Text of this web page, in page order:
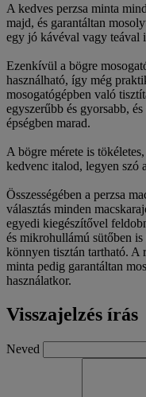
A kedves perzsa minta
majd, és garantáltan
egy jó kávéval vagy teával
Ezenkívül a bögre
használható, így még
mosogatógépben való
egyszerűbb és gyorsabb,
épségben marad.
A bögre mérete is
kedvenc italod, legyen szó
Összességében a perzsa
választás minden
egyedi kiegészítővel
és mikrohullámú sütőben
könnyen tisztán tartható. A
minta pedig garantáltan
használatkor.
Visszajelzés írás
Neved